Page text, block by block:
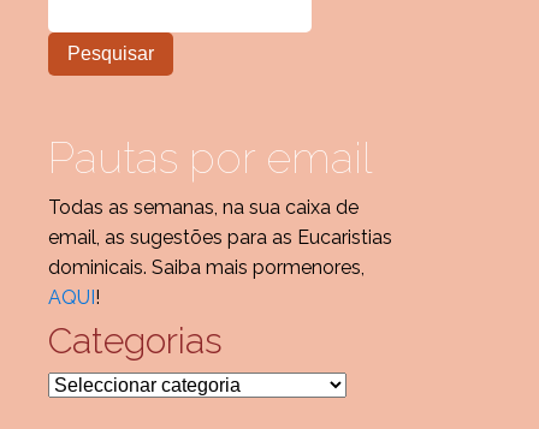
Pautas por email
Todas as semanas, na sua caixa de
email, as sugestões para as Eucaristias
dominicais. Saiba mais pormenores,
AQUI !
Categorias
Categorias